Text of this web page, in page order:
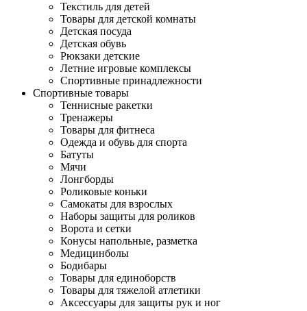
Текстиль для детей
Товары для детской комнаты
Детская посуда
Детская обувь
Рюкзаки детские
Летние игровые комплексы
Спортивные принадлежности
Спортивные товары
Теннисные ракетки
Тренажеры
Товары для фитнеса
Одежда и обувь для спорта
Батуты
Мячи
Лонгборды
Роликовые коньки
Самокаты для взрослых
Наборы защиты для роликов
Ворота и сетки
Конусы напольные, разметка
Медицинболы
Бодибары
Товары для единоборств
Товары для тяжелой атлетики
Аксессуары для защиты рук и ног